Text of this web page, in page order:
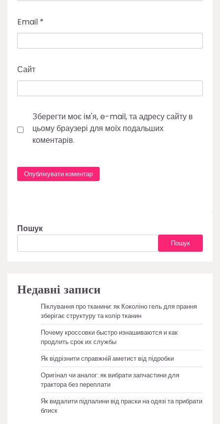
Email *
Сайт
Зберегти моє ім'я, e-mail, та адресу сайту в
цьому браузері для моїх подальших
коментарів.
Пошук
Пошук
Недавні записи
Піклування про тканини: як Коколіно гель для прання
зберігає структуру та колір тканин
Почему кроссовки быстро изнашиваются и как
продлить срок их службы
Як відрізнити справжній аметист від підробки
Оригінал чи аналог: як вибрати запчастини для
трактора без переплати
Як видалити підпалини від праски на одязі та прибрати
блиск